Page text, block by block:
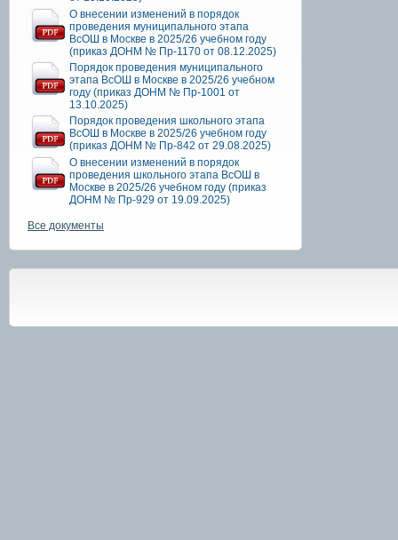
О внесении изменений в порядок
проведения муниципального этапа
ВсОШ в Москве в 2025/26 учебном году
(приказ ДОНМ № Пр-1170 от 08.12.2025)
Порядок проведения муниципального
этапа ВсОШ в Москве в 2025/26 учебном
году (приказ ДОНМ № Пр-1001 от
13.10.2025)
Порядок проведения школьного этапа
ВсОШ в Москве в 2025/26 учебном году
(приказ ДОНМ № Пр-842 от 29.08.2025)
О внесении изменений в порядок
проведения школьного этапа ВсОШ в
Москве в 2025/26 учебном году (приказ
ДОНМ № Пр-929 от 19.09.2025)
Все документы